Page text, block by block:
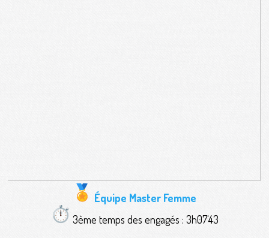
Équipe Master Femme
3ème temps des engagés : 3h07'43